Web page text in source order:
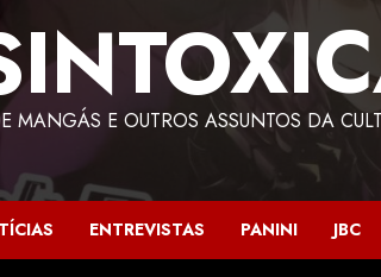
E OUTROS ASSUNTOS DA
ENTREVISTAS PANINI JBC